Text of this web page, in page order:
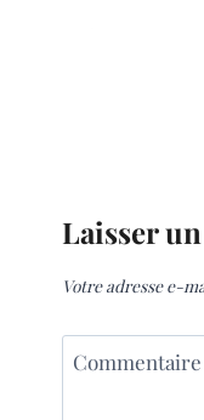
Laisser
Votre adresse e-
Commentaire